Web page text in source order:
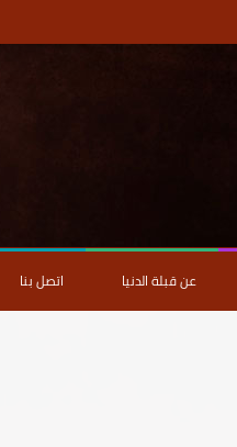
عن قبلة الدنيا اتصل بنا